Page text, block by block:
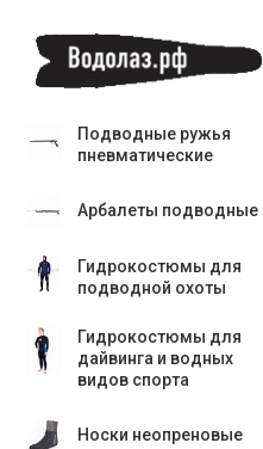
Подводные ружья
пневматические
Арбалеты подводные
Гидрокостюмы для
подводной охоты
Гидрокостюмы для
дайвинга и водных
видов спорта
Носки неопреновые